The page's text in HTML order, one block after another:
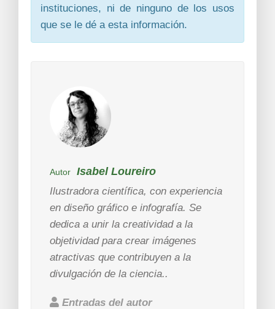
instituciones, ni de ninguno de los usos
que se le dé a esta información.
Autor Isabel Loureiro
Ilustradora científica, con experiencia
en diseño gráfico e infografía. Se
dedica a unir la creatividad a la
objetividad para crear imágenes
atractivas que contribuyen a la
divulgación de la ciencia..
Entradas del autor